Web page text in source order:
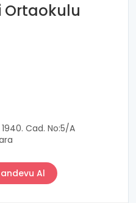
Ortaokulu
Cad. No:5/A
Al